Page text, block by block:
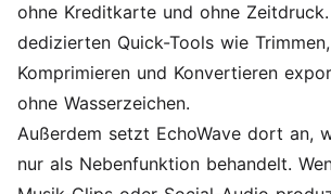
ohne Kreditkarte und ohne
dedizierten Quick-Tools wie
Komprimieren und Konvertieren
ohne Wasserzeichen.
Außerdem setzt EchoWave dort an,
nur als Nebenfunktion behandelt.